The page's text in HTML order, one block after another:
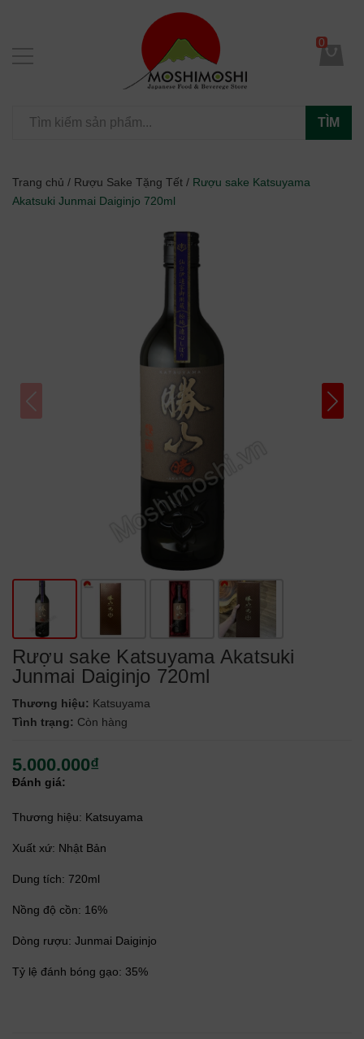
TÌM
0
Trang chủ / Rượu Sake Tặng Tết / Rượu sake Katsuyama
Akatsuki Junmai Daiginjo 720ml
Rượu sake Katsuyama Akatsuki
Junmai Daiginjo 720ml
Thương hiệu: Katsuyama
Tình trạng: Còn hàng
5.000.000₫
Đánh giá:
Thương hiệu: Katsuyama
Xuất xứ: Nhật Bản
Dung tích: 720ml
Nồng độ cồn: 16%
Dòng rượu: Junmai Daiginjo
Tỷ lệ đánh bóng gạo: 35%